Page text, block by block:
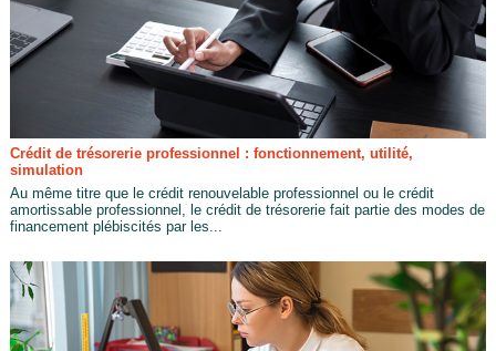
Crédit de trésorerie professionnel : fonctionnement, utilité,
simulation
Au même titre que le crédit renouvelable professionnel ou le crédit
amortissable professionnel, le crédit de trésorerie fait partie des modes de
financement plébiscités par les...